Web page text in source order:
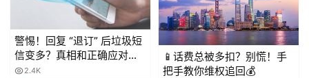
警惕！回复 “退订” 后垃圾短
信变多？真相和正确应对方
法都在这
2.4K
📱话费总被多扣？别慌！手
把手教你维权追回💰